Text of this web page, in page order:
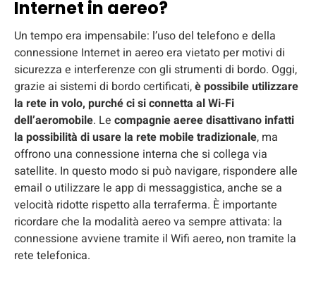
Internet in aereo?
Un tempo era impensabile: l’uso del telefono e della
connessione Internet in aereo era vietato per motivi di
sicurezza e interferenze con gli strumenti di bordo. Oggi,
grazie ai sistemi di bordo certificati,è possibile utilizzare
la rete in volo, purché ci si connetta al Wi-Fi
dell’aeromobile. Le compagnie aeree disattivano infatti
la possibilità di usare la rete mobile tradizionale, ma
offrono una connessione interna che si collega via
satellite. In questo modo si può navigare, rispondere alle
email o utilizzare le app di messaggistica, anche se a
velocità ridotte rispetto alla terraferma. È importante
ricordare che la modalità aereo va sempre attivata: la
connessione avviene tramite il Wifi aereo, non tramite la
rete telefonica.